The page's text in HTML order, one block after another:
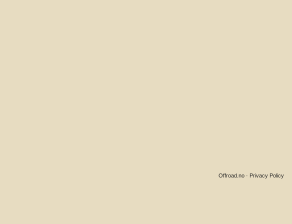
Privacy Policy
Offroad.no ·